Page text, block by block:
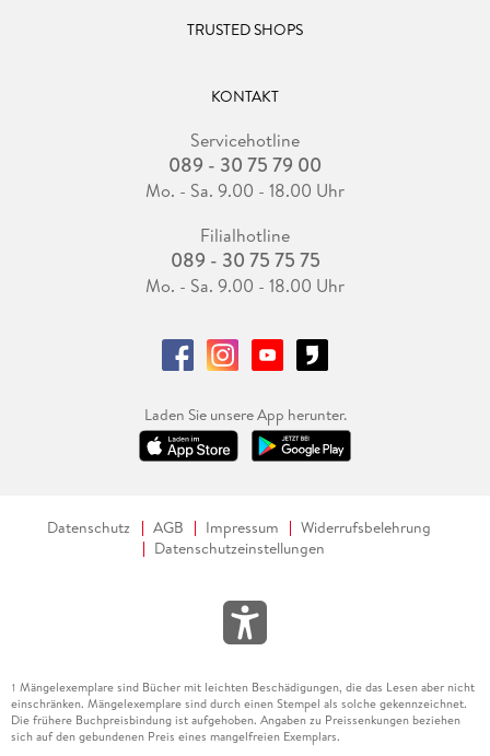
TRUSTED SHOPS
KONTAKT
Servicehotline
089 - 30 75 79 00
Mo. - Sa. 9.00 - 18.00 Uhr
Filialhotline
089 - 30 75 75 75
Mo. - Sa. 9.00 - 18.00 Uhr
Laden Sie unsere App herunter.
Datenschutz AGB Impressum
Widerrufsbelehrung
Datenschutzeinstellungen
1 Mängelexemplare sind Bücher mit leichten Beschädigungen, die das Lesen aber nicht
einschränken. Mängelexemplare sind durch einen Stempel als solche gekennzeichnet.
Die frühere Buchpreisbindung ist aufgehoben. Angaben zu Preissenkungen beziehen
sich auf den gebundenen Preis eines mangelfreien Exemplars.